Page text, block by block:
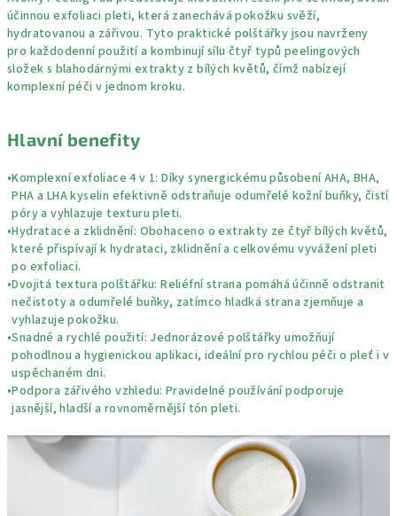
účinnou exfoliaci pleti, která zanechává pokožku svěží,
hydratovanou a zářivou. Tyto praktické polštářky jsou navrženy
pro každodenní použití a kombinují sílu čtyř typů peelingových
složek s blahodárnými extrakty z bílých květů, čímž nabízejí
komplexní péči v jednom kroku.
Hlavní benefity
•Komplexní exfoliace 4 v 1: Díky synergickému působení AHA, BHA,
PHA a LHA kyselin efektivně odstraňuje odumřelé kožní buňky, čistí
póry a vyhlazuje texturu pleti.
•Hydratace a zklidnění: Obohaceno o extrakty ze čtyř bílých květů,
které přispívají k hydrataci, zklidnění a celkovému vyvážení pleti
po exfoliaci.
•Dvojitá textura polštářku: Reliéfní strana pomáhá účinně odstranit
nečistoty a odumřelé buňky, zatímco hladká strana zjemňuje a
vyhlazuje pokožku.
•Snadné a rychlé použití: Jednorázové polštářky umožňují
pohodlnou a hygienickou aplikaci, ideální pro rychlou péči o pleť i v
uspěchaném dni.
•Podpora zářivého vzhledu: Pravidelné používání podporuje
jasnější, hladší a rovnoměrnější tón pleti.